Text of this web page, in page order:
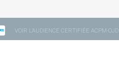
VOIR L'AUDIENCE CERTIFIÉE ACPM-OJD